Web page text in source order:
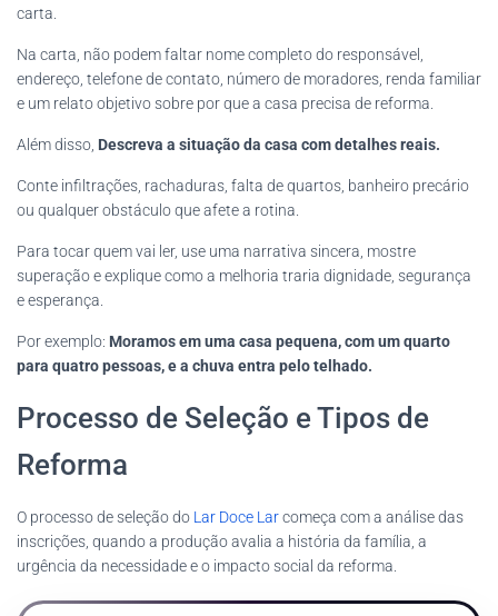
carta.
Na carta, não podem faltar nome completo do responsável,
endereço, telefone de contato, número de moradores, renda familiar
e um relato objetivo sobre por que a casa precisa de reforma.
Além disso, Descreva a situação da casa com detalhes reais.
Conte infiltrações, rachaduras, falta de quartos, banheiro precário
ou qualquer obstáculo que afete a rotina.
Para tocar quem vai ler, use uma narrativa sincera, mostre
superação e explique como a melhoria traria dignidade, segurança
e esperança.
Por exemplo: Moramos em uma casa pequena, com um quarto
para quatro pessoas, e a chuva entra pelo telhado.
Processo de Seleção e Tipos de
Reforma
O processo de seleção do Lar Doce Larcomeça com a análise das
inscrições, quando a produção avalia a história da família, a
urgência da necessidade e o impacto social da reforma.